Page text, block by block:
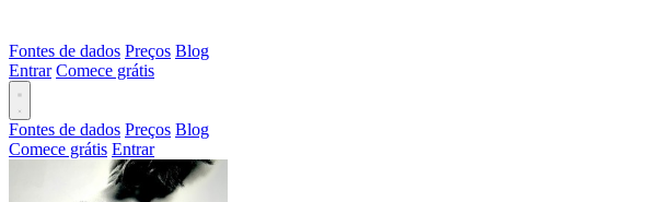
Fontes de dados Preços Blog
Entrar Comece grátis
Fontes de dados Preços Blog
Comece grátis Entrar